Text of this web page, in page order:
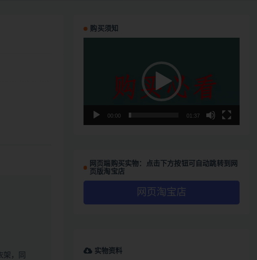
架，同
购买须知
00:00 01:37
网页端购买实物：点击下方按钮可自动跳转到网
页版淘宝店
网页淘宝店
实物资料